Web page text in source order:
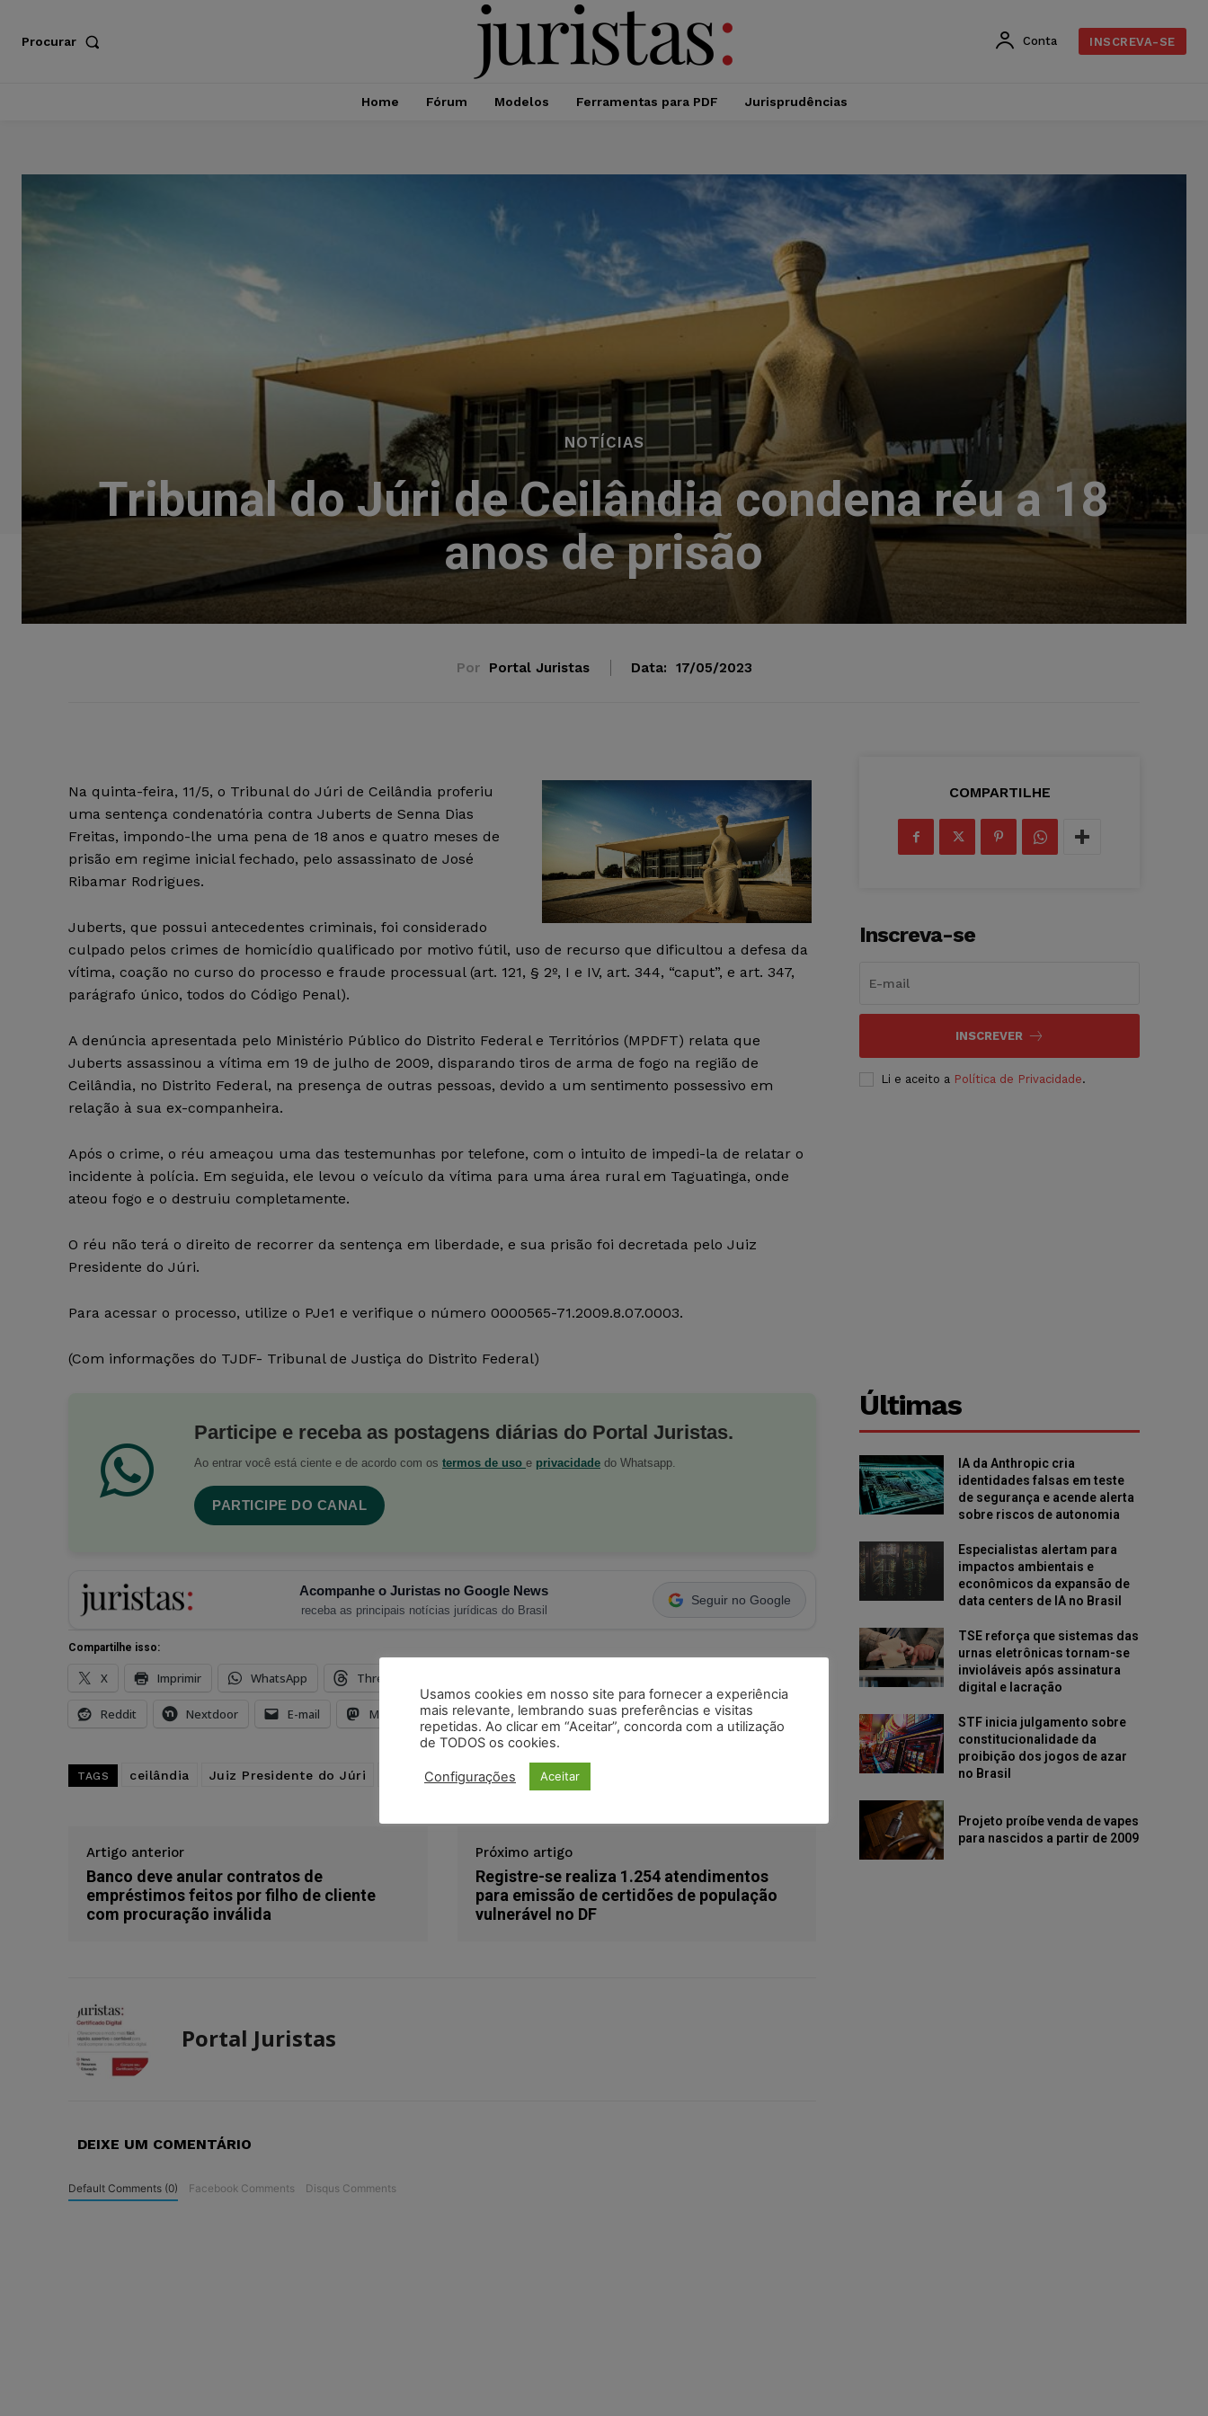
Procurar Conta INSCREVA-SE
Home Fórum Modelos Ferramentas para PDF Jurisprudências
NOTÍCIAS
Tribunal do Júri de Ceilândia condena réu a 18
anos de prisão
Por Portal Juristas Data: 17/05/2023
Na quinta-feira, 11/5, o Tribunal do Júri de Ceilândia proferiu
uma sentença condenatória contra Juberts de Senna Dias
Freitas, impondo-lhe uma pena de 18 anos e quatro meses de
prisão em regime inicial fechado, pelo assassinato de José
Ribamar Rodrigues.
Juberts, que possui antecedentes criminais, foi considerado
culpado pelos crimes de homicídio qualificado por motivo fútil, uso de recurso que dificultou a defesa da
vítima, coação no curso do processo e fraude processual (art. 121, § 2º, I e IV, art. 344, “caput”, e art. 347,
parágrafo único, todos do Código Penal).
A denúncia apresentada pelo Ministério Público do Distrito Federal e Territórios (MPDFT) relata que
Juberts assassinou a vítima em 19 de julho de 2009, disparando tiros de arma de fogo na região de
Ceilândia, no Distrito Federal, na presença de outras pessoas, devido a um sentimento possessivo em
relação à sua ex-companheira.
Após o crime, o réu ameaçou uma das testemunhas por telefone, com o intuito de impedi-la de relatar o
incidente à polícia. Em seguida, ele levou o veículo da vítima para uma área rural em Taguatinga, onde
ateou fogo e o destruiu completamente.
O réu não terá o direito de recorrer da sentença em liberdade, e sua prisão foi decretada pelo Juiz
Presidente do Júri.
Para acessar o processo, utilize o PJe1 e verifique o número 0000565-71.2009.8.07.0003.
(Com informações do TJDF- Tribunal de Justiça do Distrito Federal)
Participe e receba as postagens diárias do Portal Juristas.
Ao entrar você está ciente e de acordo com os termos de uso e privacidade do Whatsapp.
PARTICIPE DO CANAL
Acompanhe o Juristas no Google News
receba as principais notícias jurídicas do Brasil
Seguir no Google
Compartilhe isso:
X Imprimir WhatsApp Threads
Reddit Nextdoor E-mail Mastodon LinkedIn
TAGS ceilândia Juiz Presidente do Júri prisão tribunal do júri
Artigo anterior
Banco deve anular contratos de
empréstimos feitos por filho de cliente
com procuração inválida
Próximo artigo
Registre-se realiza 1.254 atendimentos
para emissão de certidões de população
vulnerável no DF
Portal Juristas
DEIXE UM COMENTÁRIO
Default Comments (0) Facebook Comments Disqus Comments
COMPARTILHE
Inscreva-se
INSCREVER
Li e aceito a Política de Privacidade.
Últimas
IA da Anthropic cria
identidades falsas em teste
de segurança e acende alerta
sobre riscos de autonomia
Especialistas alertam para
impactos ambientais e
econômicos da expansão de
data centers de IA no Brasil
TSE reforça que sistemas das
urnas eletrônicas tornam-se
invioláveis após assinatura
digital e lacração
STF inicia julgamento sobre
constitucionalidade da
proibição dos jogos de azar
no Brasil
Projeto proíbe venda de vapes
para nascidos a partir de 2009
Usamos cookies em nosso site para fornecer a experiência
mais relevante, lembrando suas preferências e visitas
repetidas. Ao clicar em “Aceitar”, concorda com a utilização
de TODOS os cookies.
Configurações Aceitar